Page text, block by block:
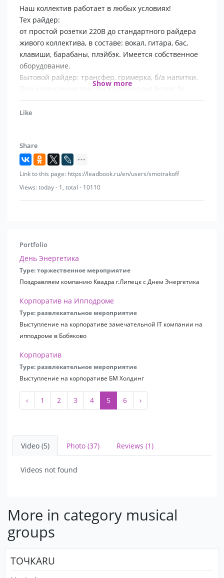
Наш коллектив работает в любых условиях!
Тех райдер:
от простой розетки 220В до стандартного райдера
живого коллектива, в составе: вокал, гитара, бас,
клавиши, барабаны, плэйбэк. Имеется собственное
оборудование.
Бытовой райдер: трансфер, гримерка, б/a напитки.
При нахождении группы на площадке более 3х
часов - горячее питание на 5 человек.
Условия выступления на площадках удаленностью
Show more
Like
Share
Link to this page: https://leadbook.ru/en/users/smotrakoff
Views: today - 1, total - 10110
Portfolio
День Энергетика
Type: торжественное мероприятие
Поздравляем компанию Квадра г.Липецк с Днем Энергетика
Корпоратив на Ипподроме
Type: развлекательное мероприятие
Выступление на корпоративе замечательной IT компании на
ипподроме в Бобяково
Корпоратив
Type: развлекательное мероприятие
Выступление на корпоративе БМ Холдинг
‹ 1 2 3 4 5 6 ›
Video (5) Photo (37) Reviews (1)
Videos not found
More in category musical
groups
ТОЧКАRU